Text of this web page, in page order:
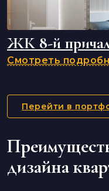
ЖК 8-й
Смотреть
Перейти в
дизайна